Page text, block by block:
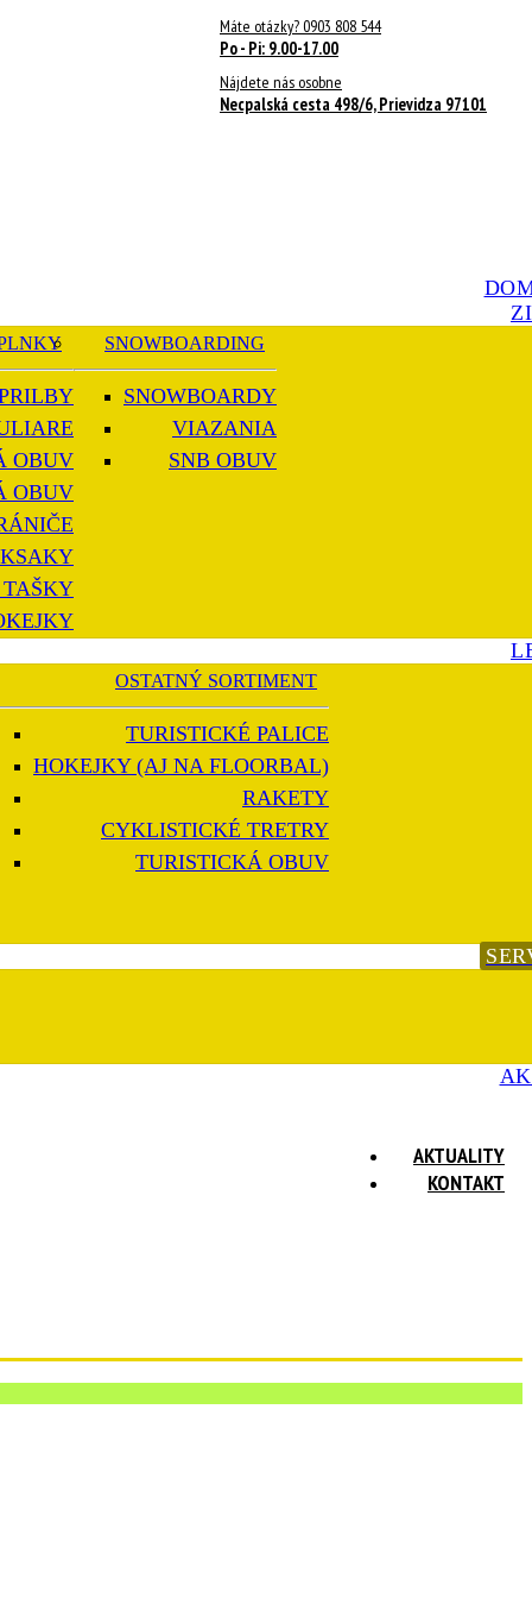
Máte otázky? 0903 808 544
Po - Pi: 9.00-17.00
Nájdete nás osobne
Necpalská cesta 498/6, Prievidza 97101
OBUV
OBUV
SNOWBOARDING
SNOWBOARDY
VIAZANIA
SNB OBUV
OSTATNÝ SORTIMENT
TURISTICKÉ PALICE
HOKEJKY (AJ NA FLOORBAL)
RAKETY
CYKLISTICKÉ TRETRY
TURISTICKÁ OBUV
AKTUALITY
KONTAKT